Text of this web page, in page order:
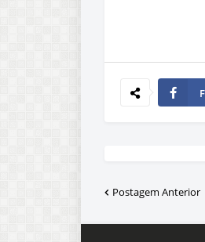
Postagem Anterior